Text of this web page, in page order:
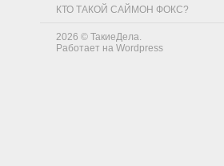
КТО ТАКОЙ САЙМОН ФОКС?
2026 © ТакиеДела.
Работает на Wordpress